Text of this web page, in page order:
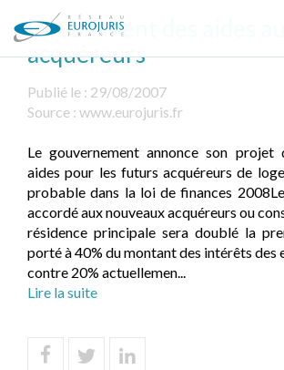
Doublement des aides
acquéreurs
Publié le : 29/08/2007
Source : www.eurojuris.fr
Le gouvernement annonce son projet
aides pour les futurs acquéreurs de
probable dans la loi de finances
accordé aux nouveaux acquéreurs ou
résidence principale sera doublé la
porté à 40% du montant des intérêts des
contre 20% actuellemen...
Lire la suite